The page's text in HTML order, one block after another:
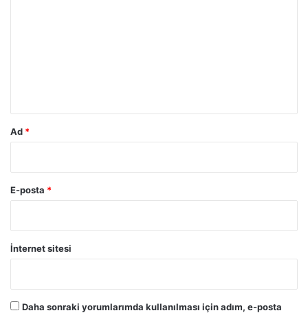
Ad *
E-posta *
İnternet sitesi
Daha sonraki yorumlarımda kullanılması için adım, e-posta